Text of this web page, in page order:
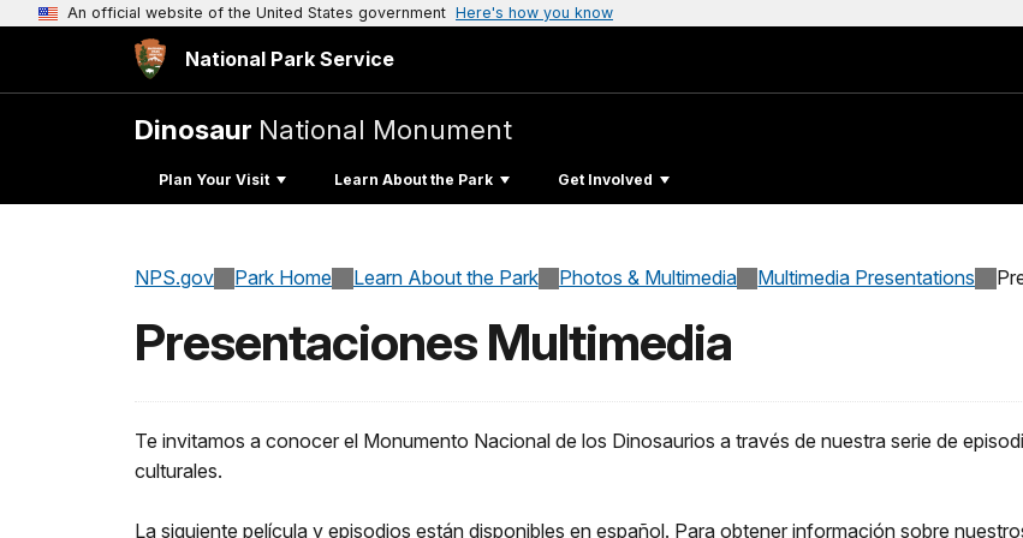
An official website of the United States government Here's how you know
National Park Service
Dinosaur National Monument
Plan Your Visit Learn About the Park Get Involved
NPS.gov Park Home Learn About the Park Photos & Multimedia Multimedia Presentations
Presentaciones Multimedia
Te invitamos a conocer el Monumento Nacional de los Dinosaurios a través de nuestra serie de
culturales.
La siguiente película y episodios están disponibles en español. Para obtener información sobre